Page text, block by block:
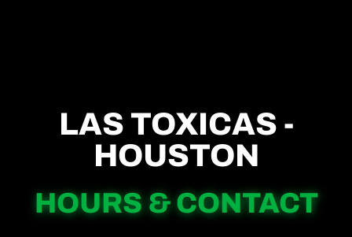
LAS TOXICAS -
HOUSTON
HOURS & CONTACT